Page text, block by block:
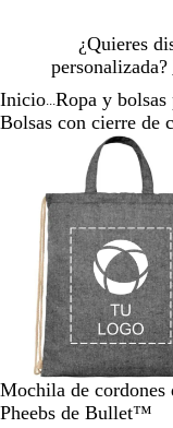
¿Quieres
personalizada?
1
Inicio Ropa y bolsas
Bolsas con cierre de
Imagen
hasta
Haz
clic
para
Utiliza
las
teclas
de
más
y
menos
para
y
alejar
y
las
Mochila de cordones
Pheebs de Bullet™